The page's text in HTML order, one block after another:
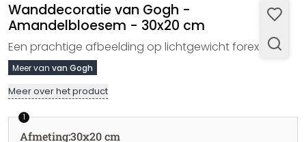
Wanddecoratie van Gogh -
Amandelbloesem - 30x20 cm
Een prachtige afbeelding op lichtgewicht forex
Meer van van Gogh
Meer over het product
1
Afmeting:30x20 cm